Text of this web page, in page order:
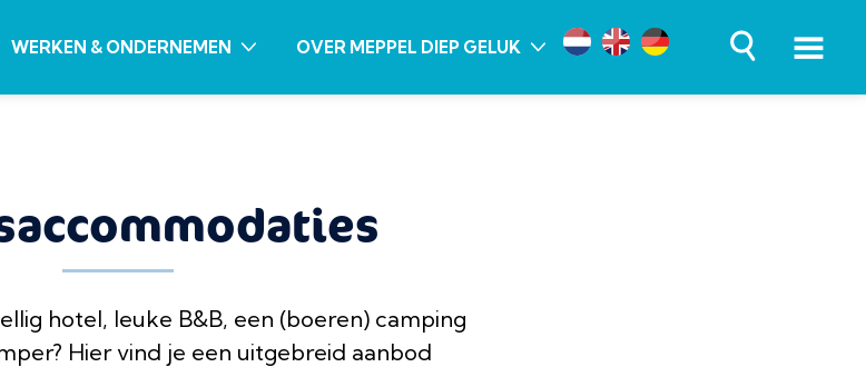
WERKEN & ONDERNEMEN OVER MEPPEL DIEP GELUK
hotel, leuke B&B, een (boeren) camping
Hier vind je een uitgebreid aanbod